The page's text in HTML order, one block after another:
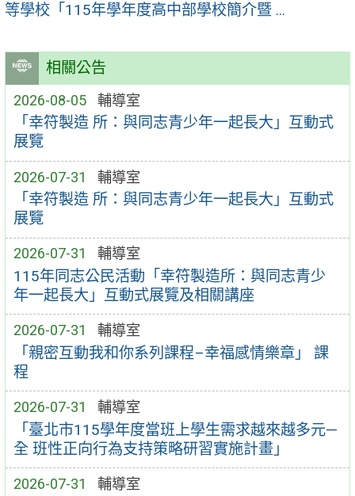
相關公告
2026-08-05 輔導室
「幸符製造 所：與同志青少年一起長大」互動式
展覽
2026-07-31 輔導室
「幸符製造 所：與同志青少年一起長大」互動式
展覽
2026-07-31 輔導室
115年同志公民活動「幸符製造所：與同志青少
年一起長大」互動式展覽及相關講座
2026-07-31 輔導室
「親密互動我和你系列課程–幸福感情樂章」 課
程
2026-07-31 輔導室
「臺北市115學年度當班上學生需求越來越多元—
全 班性正向行為支持策略研習實施計畫」
2026-07-31 輔導室
等學校「115年學年度高中部學校簡介暨 ...